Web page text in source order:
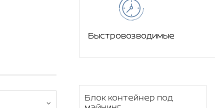
Быстровозводимые
Блок контейнер под